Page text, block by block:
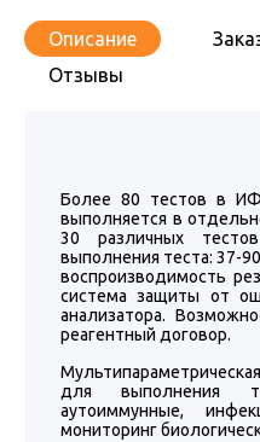
Описание
Отзывы
Более 80 тестов в
выполняется в
30 различных
выполнения теста: 37-
воспроизводимость
система защиты от
анализатора.
реагентный договор.
для выполнения
аутоиммунные,
мониторинг